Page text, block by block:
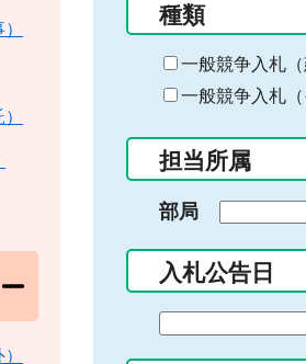
種類
一般競争入札（
一般競争入札（
担当所属
部局
入札公告日